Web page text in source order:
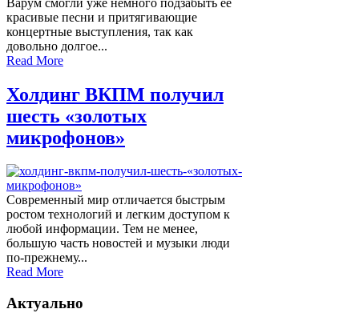
красивые песни и притягивающие
концертные выступления, так как
довольно долгое...
Read More
Холдинг ВКПМ получил
шесть «золотых
микрофонов»
Современный мир отличается быстрым
ростом технологий и легким доступом к
любой информации. Тем не менее,
большую часть новостей и музыки люди
по-прежнему...
Read More
Актуально